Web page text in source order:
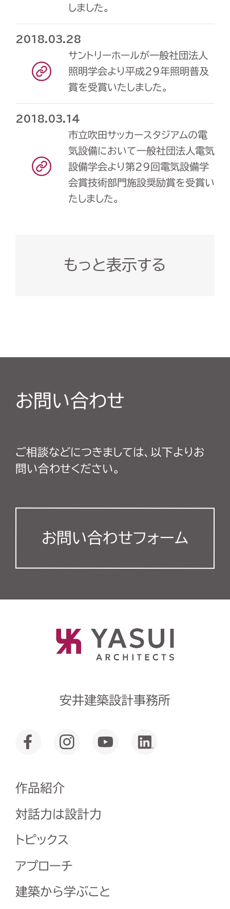
しました。
2018.03.28
サントリーホールが一般社団法人
照明学会より平成29年照明普及
賞を受賞いたしました。
2018.03.14
市立吹田サッカースタジアムの電
気設備において一般社団法人電気
設備学会より第29回電気設備学
会賞技術部門施設奨励賞を受賞い
たしました。
もっと表示する
お問い合わせ
ご相談などにつきましては、以下よりお
問い合わせください。
お問い合わせフォーム
安井建築設計事務所
作品紹介
対話力は設計力
トピックス
アプローチ
建築から学ぶこと